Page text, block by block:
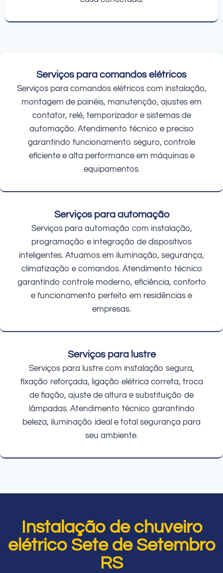
Serviços para comandos elétricos
Serviços para comandos elétricos com instalação,
montagem de painéis, manutenção, ajustes em
contator, relé, temporizador e sistemas de
automação. Atendimento técnico e preciso
garantindo funcionamento seguro, controle
eficiente e alta performance em máquinas e
equipamentos.
Serviços para automação
Serviços para automação com instalação,
programação e integração de dispositivos
inteligentes. Atuamos em iluminação, segurança,
climatização e comandos. Atendimento técnico
garantindo controle moderno, eficiência, conforto
e funcionamento perfeito em residências e
empresas.
Serviços para lustre
Serviços para lustre com instalação segura,
fixação reforçada, ligação elétrica correta, troca
de fiação, ajuste de altura e substituição de
lâmpadas. Atendimento técnico garantindo
beleza, iluminação ideal e total segurança para
seu ambiente.
Instalação de chuveiro
elétrico Sete de Setembro
RS